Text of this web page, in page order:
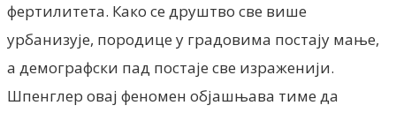
фертилитета. Како се друштво све више
урбанизује, породице у градовима постају мање,
а демографски пад постаје све израженији.
Шпенглер овај феномен објашњава тиме да